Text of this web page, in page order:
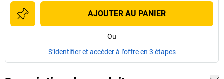
AJOUTER AU PANIER
Ou
S’identifier et accéder à l’offre en 3 étapes